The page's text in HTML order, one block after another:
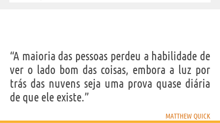
“A maioria das pessoas perdeu a habilidade de
ver o lado bom das coisas, embora a luz por
trás das nuvens seja uma prova quase diária
de que ele existe.”
MATTHEW QUICK